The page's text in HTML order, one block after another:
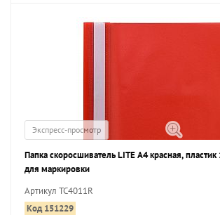
Экспресс-просмотр
Папка скоросшиватель LITE А4 красная,
для маркировки
Артикул TC4011R
Код 151229